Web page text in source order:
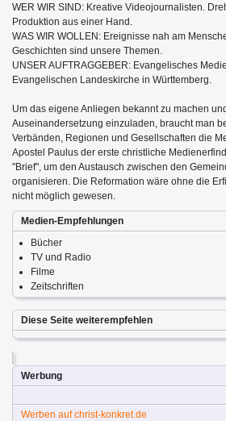
WER WIR SIND: Kreative Videojournalisten.
Produktion aus einer Hand.
WAS WIR WOLLEN: Ereignisse nah am
Geschichten sind unsere Themen.
UNSER AUFTRAGGEBER: Evangelisches
Evangelischen Landeskirche in Württemberg.
Um das eigene Anliegen bekannt zu machen
Auseinandersetzung einzuladen, braucht man
Verbänden, Regionen und Gesellschaften die
Apostel Paulus der erste christliche
"Brief", um den Austausch zwischen den
organisieren. Die Reformation wäre ohne die
nicht möglich gewesen.
Medien-Empfehlungen
Bücher
TV und Radio
Filme
Zeitschriften
Diese Seite weiterempfehlen
Werbung
Werben auf christ-konkret.de